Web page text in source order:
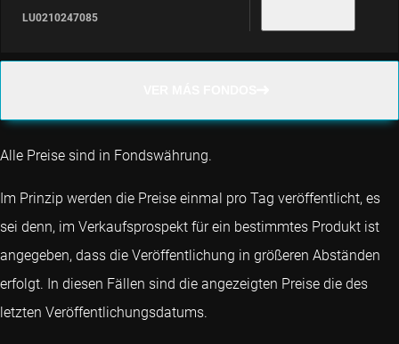
LU0210247085
Alle Preise sind in Fondswährung.
Im Prinzip werden die Preise einmal pro Tag veröffentlicht, es
sei denn, im Verkaufsprospekt für ein bestimmtes Produkt ist
angegeben, dass die Veröffentlichung in größeren Abständen
erfolgt. In diesen Fällen sind die angezeigten Preise die des
letzten Veröffentlichungsdatums.